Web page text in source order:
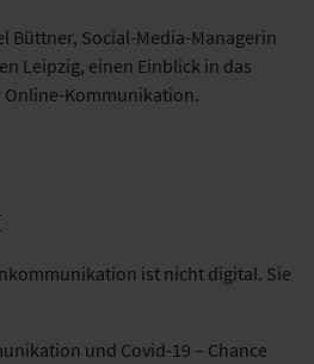
Büttner, Social-Media-Managerin
Leipzig, einen Einblick in das
Online-Kommunikation.
ist nicht digital. Sie
und Covid-19 – Chance